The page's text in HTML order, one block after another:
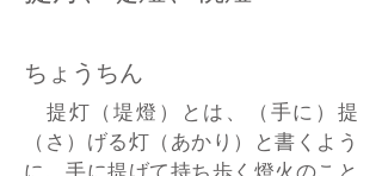
ちょうちん
提灯（堤燈）とは、（手に）提
（さ）げる灯（あかり）と書くよう